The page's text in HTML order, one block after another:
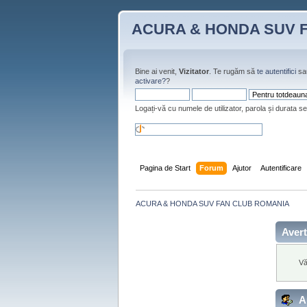
ACURA & HONDA SUV
Bine ai venit, Vizitator . Te rugăm să te autentifici
activare??
Logați-vă cu numele de utilizator, parola și durata
Pagina de Start Forum Ajutor Autentificare
ACURA & HONDA SUV FAN CLUB ROMANIA